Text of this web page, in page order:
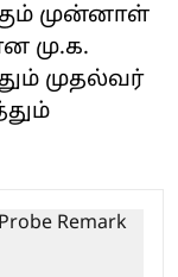
முன்னாள்
மு.க.
முதல்வர்